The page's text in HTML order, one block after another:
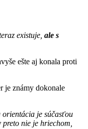
existuje, ale s
ešte aj konala proti
je známy dokonale
orientácia je súčasťou
nie je hriechom,